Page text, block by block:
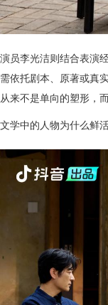
演员李光洁则结合表演
需依托剧本、原著或真
从来不是单向的塑形，
文学中的人物为什么鲜